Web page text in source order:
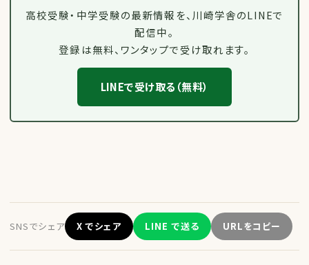
高校受験・中学受験の最新情報を、川崎学舎のLINEで
配信中。
登録は無料、ワンタップで受け取れます。
LINEで受け取る（無料）
SNSでシェア X でシェア LINE で送る URLをコピー